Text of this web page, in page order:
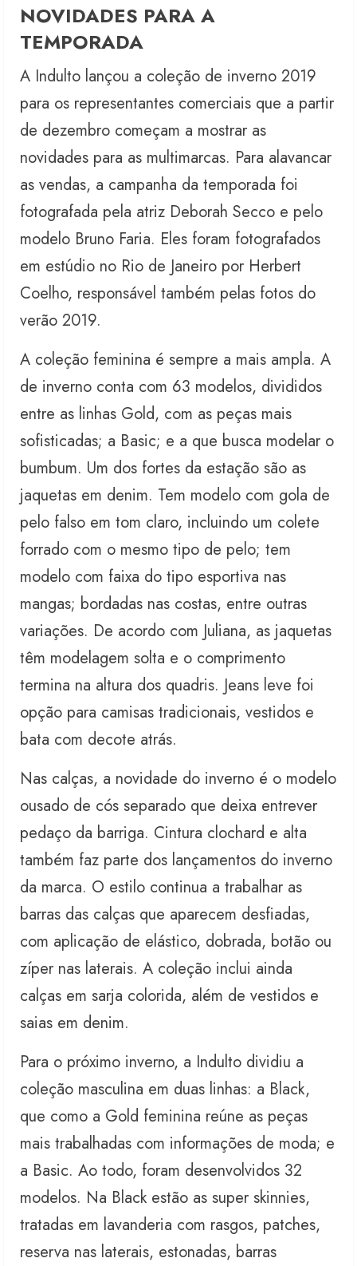
NOVIDADES PARA A
TEMPORADA
A Indulto lançou a coleção de inverno 2019
para os representantes comerciais que a partir
de dezembro começam a mostrar as
novidades para as multimarcas. Para alavancar
as vendas, a campanha da temporada foi
fotografada pela atriz Deborah Secco e pelo
modelo Bruno Faria. Eles foram fotografados
em estúdio no Rio de Janeiro por Herbert
Coelho, responsável também pelas fotos do
verão 2019.
A coleção feminina é sempre a mais ampla. A
de inverno conta com 63 modelos, divididos
entre as linhas Gold, com as peças mais
sofisticadas; a Basic; e a que busca modelar o
bumbum. Um dos fortes da estação são as
jaquetas em denim. Tem modelo com gola de
pelo falso em tom claro, incluindo um colete
forrado com o mesmo tipo de pelo; tem
modelo com faixa do tipo esportiva nas
mangas; bordadas nas costas, entre outras
variações. De acordo com Juliana, as jaquetas
têm modelagem solta e o comprimento
termina na altura dos quadris. Jeans leve foi
opção para camisas tradicionais, vestidos e
bata com decote atrás.
Nas calças, a novidade do inverno é o modelo
ousado de cós separado que deixa entrever
pedaço da barriga. Cintura clochard e alta
também faz parte dos lançamentos do inverno
da marca. O estilo continua a trabalhar as
barras das calças que aparecem desfiadas,
com aplicação de elástico, dobrada, botão ou
zíper nas laterais. A coleção inclui ainda
calças em sarja colorida, além de vestidos e
saias em denim.
Para o próximo inverno, a Indulto dividiu a
coleção masculina em duas linhas: a Black,
que como a Gold feminina reúne as peças
mais trabalhadas com informações de moda; e
a Basic. Ao todo, foram desenvolvidos 32
modelos. Na Black estão as super skinnies,
tratadas em lavanderia com rasgos, patches,
reserva nas laterais, estonadas, barras